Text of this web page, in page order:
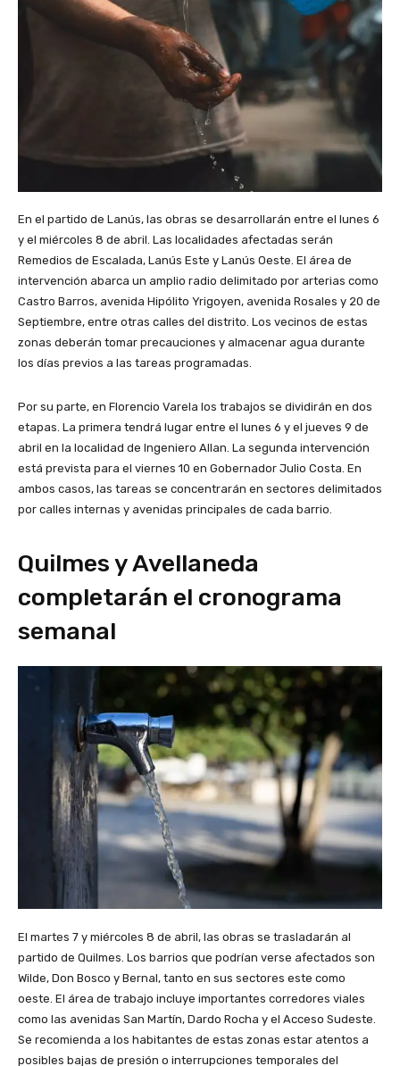
En el partido de Lanús, las obras se desarrollarán entre el lunes 6
y el miércoles 8 de abril. Las localidades afectadas serán
Remedios de Escalada, Lanús Este y Lanús Oeste. El área de
intervención abarca un amplio radio delimitado por arterias como
Castro Barros, avenida Hipólito Yrigoyen, avenida Rosales y 20 de
Septiembre, entre otras calles del distrito. Los vecinos de estas
zonas deberán tomar precauciones y almacenar agua durante
los días previos a las tareas programadas.
Por su parte, en Florencio Varela los trabajos se dividirán en dos
etapas. La primera tendrá lugar entre el lunes 6 y el jueves 9 de
abril en la localidad de Ingeniero Allan. La segunda intervención
está prevista para el viernes 10 en Gobernador Julio Costa. En
ambos casos, las tareas se concentrarán en sectores delimitados
por calles internas y avenidas principales de cada barrio.
Quilmes y Avellaneda
completarán el cronograma
semanal
El martes 7 y miércoles 8 de abril, las obras se trasladarán al
partido de Quilmes. Los barrios que podrían verse afectados son
Wilde, Don Bosco y Bernal, tanto en sus sectores este como
oeste. El área de trabajo incluye importantes corredores viales
como las avenidas San Martín, Dardo Rocha y el Acceso Sudeste.
Se recomienda a los habitantes de estas zonas estar atentos a
posibles bajas de presión o interrupciones temporales del